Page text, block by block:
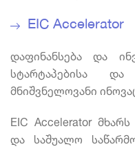
EIC Accelerator
დაფინანსება და
სტარტაპებისა და
მნიშვნელოვანი
EIC Accelerator
და საშუალო